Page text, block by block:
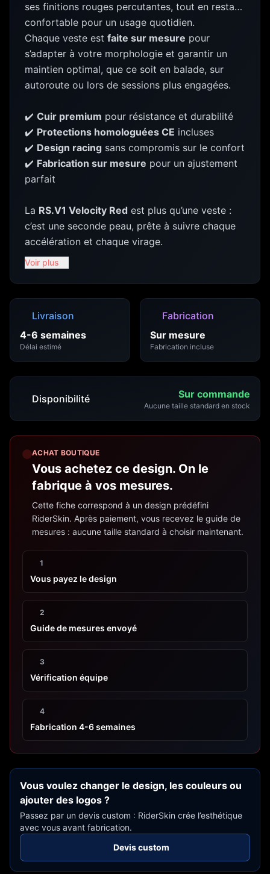
ses finitions rouges percutantes, tout en restant
confortable pour un usage quotidien.
Chaque veste est faite sur mesure pour
s’adapter à votre morphologie et garantir un
maintien optimal, que ce soit en balade, sur
autoroute ou lors de sessions plus engagées.
✔️ Cuir premium pour résistance et durabilité
✔️ Protections homologuées CE incluses
✔️ Design racing sans compromis sur le confort
✔️ Fabrication sur mesure pour un ajustement
parfait
La RS.V1 Velocity Red est plus qu’une veste :
c’est une seconde peau, prête à suivre chaque
accélération et chaque virage.
Voir plus
Livraison
4-6 semaines
Délai estimé
Fabrication
Sur mesure
Fabrication incluse
Disponibilité Sur commande
Aucune taille standard en stock
ACHAT BOUTIQUE
Vous achetez ce design. On le
fabrique à vos mesures.
Cette fiche correspond à un design prédéfini
RiderSkin. Après paiement, vous recevez le guide de
mesures : aucune taille standard à choisir maintenant.
1
Vous payez le design
2
Guide de mesures envoyé
3
Vérification équipe
4
Fabrication 4-6 semaines
Vous voulez changer le design, les couleurs ou
ajouter des logos ?
Passez par un devis custom : RiderSkin crée l’esthétique
avec vous avant fabrication.
Devis custom